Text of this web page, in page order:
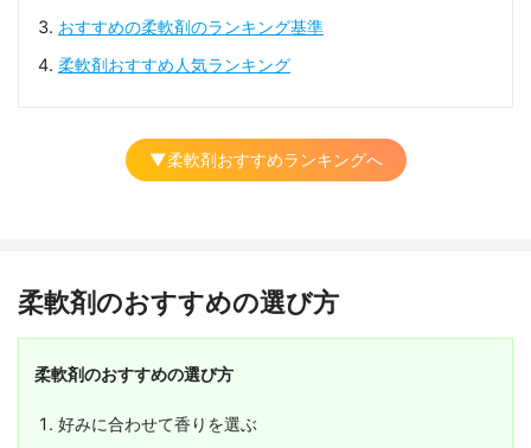
おすすめの柔軟剤のランキング基準
柔軟剤おすすめ人気ランキング
▼柔軟剤おすすめランキングへ
柔軟剤のおすすめの選び方
柔軟剤のおすすめの選び方
好みに合わせて香りを選ぶ